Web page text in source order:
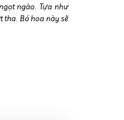
ngào. Tựa như
tha. Bó hoa này sẽ